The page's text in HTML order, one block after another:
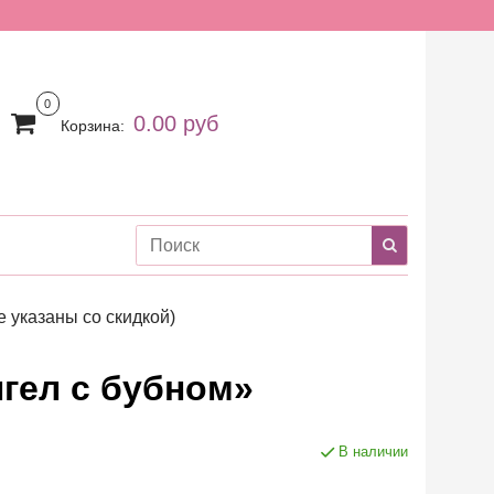
0
Корзина: 0.00 руб
со скидкой)
с бубном»
В наличии